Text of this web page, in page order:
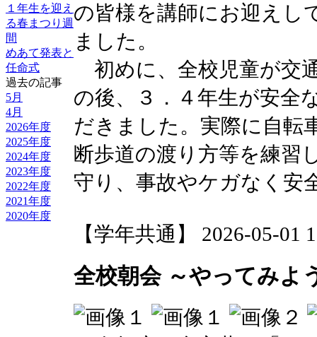
１年生を迎え
る春まつり週
間
めあて発表と
任命式
過去の記事
5月
4月
2026年度
2025年度
2024年度
2023年度
2022年度
2021年度
2020年度
の皆様を講師にお迎えし
ました。
初めに、全校児童が交
の後、３．４年生が安全
だきました。実際に自転
断歩道の渡り方等を練習
守り、事故やケガなく安
【学年共通】 2026-05-01
全校朝会 ～やってみよ